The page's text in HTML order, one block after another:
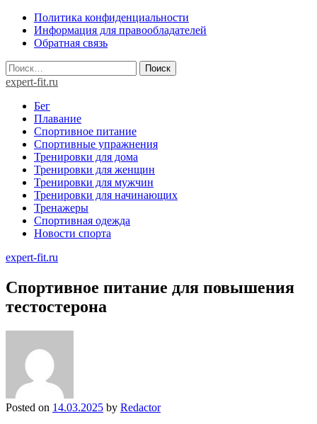
Skip
content
Политика конфиденциальности
Информация для правообладателей
Обратная связь
Найти:
expert-fit.ru
Бег
Плавание
Спортивное питание
Спортивные упражнения
Тренировки для дома
Тренировки для женщин
Тренировки для мужчин
Тренировки для начинающих
Тренажеры
Спортивная одежда
Новости спорта
expert-fit.ru
Спортивное питание для повышения
тестостерона
Posted on 14.03.2025 by Redactor